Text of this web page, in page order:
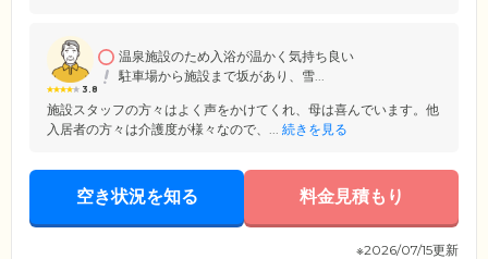
3.8
温泉施設のため入浴が温かく気持ち良い
駐車場から施設まで坂があり、雪...
施設スタッフの方々はよく声をかけてくれ、母は喜んでいます。他
入居者の方々は介護度が様々なので、... 続きを見る
空き状況を知る 料金見積もり
※2026/07/15更新